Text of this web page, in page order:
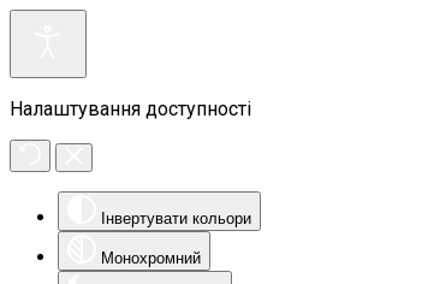
Налаштування доступності
Інвертувати кольори
Монохромний